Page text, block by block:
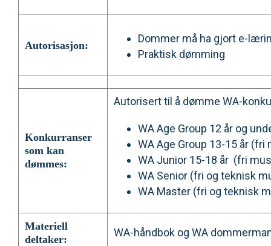
Autorisasjon:
Dommer må ha gjort e-
Praktisk dømming
Konkurranser
som kan
dømmes:
Autorisert til å dømme WA-
WA Age Group 12 år og
WA Age Group 13-15 år
WA Junior 15-18 år (fri
WA Senior (fri og teknisk
WA Master (fri og teknisk
Materiell
deltaker:
WA-håndbok og WA